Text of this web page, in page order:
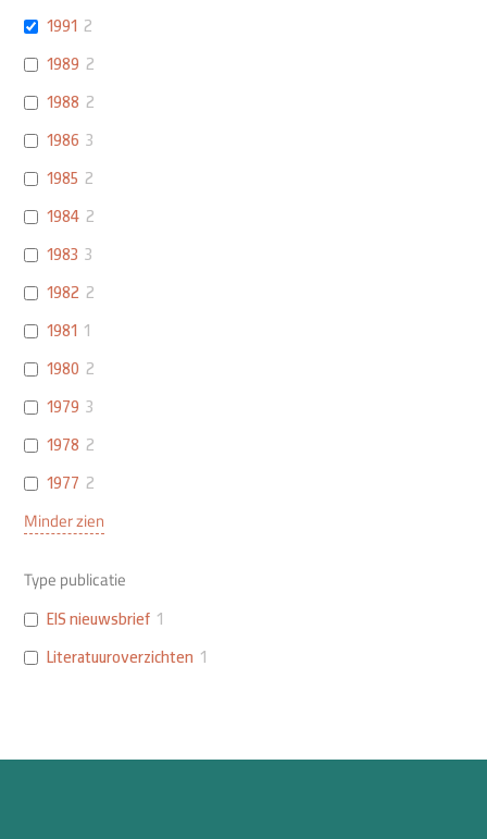
1991 2
1989 2
1988 2
1986 3
1985 2
1984 2
1983 3
1982 2
1981 1
1980 2
1979 3
1978 2
1977 2
Minder zien
Type publicatie
EIS nieuwsbrief 1
Literatuuroverzichten 1